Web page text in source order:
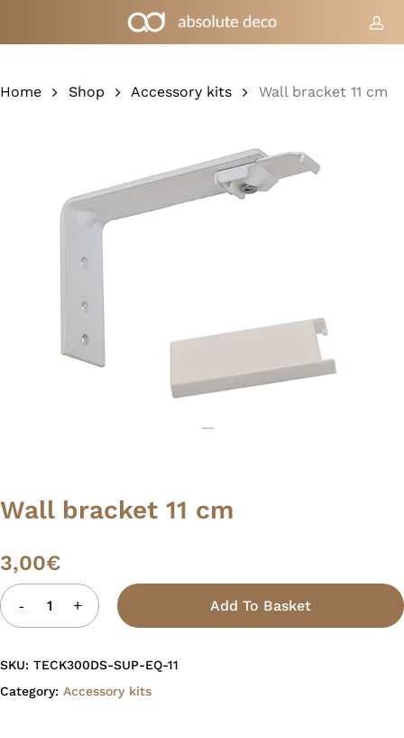
Cart Close
Home Shop Accessory kits Wall bracket 11 cm
Wall bracket 11 cm
3,00€
Add To Basket
SKU: TECK300DS-SUP-EQ-11
Category: Accessory kits